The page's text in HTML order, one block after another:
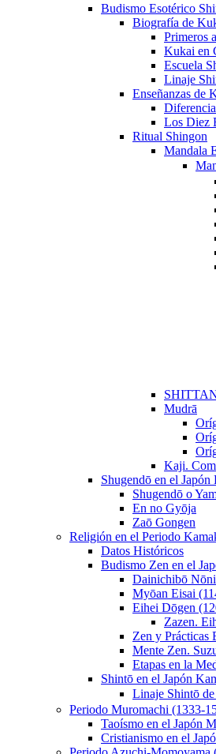
Budismo Esotérico
Biografía de
Primeros
Kukai en
Escuela
Linaje
Enseñanzas de
Los Diez
Ritual Shingon
Mandala
Mudrā
Kaji.
Shugendō en el Japón
Shugendō o
En no Gyōja
Zaō Gongen
Religión en el Periodo
Datos Históricos
Budismo Zen en el
Dainichibō
Myōan Eisai
Eihei Dōgen
Zazen.
Zen y Prácticas
Mente Zen.
Etapas en la
Shintō en el Japón
Linaje Shintō
Periodo Muromachi (1333-
Taoísmo en el Japón
Cristianismo en el